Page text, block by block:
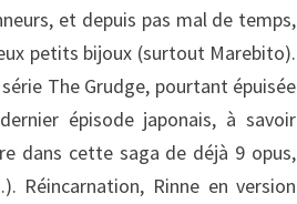
et depuis pas mal de temps,
petits bijoux (surtout Marebito).
The Grudge, pourtant épuisée
épisode japonais, à savoir
dans cette saga de déjà 9 opus,
Réincarnation, Rinne en version